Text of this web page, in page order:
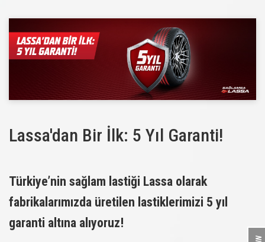
Lassa'dan Bir İlk: 5 Yıl Garanti!
Türkiye’nin sağlam lastiği Lassa olarak
fabrikalarımızda üretilen lastiklerimizi 5 yıl
garanti altına alıyoruz!